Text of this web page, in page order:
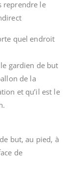
reprendre le
quel endroit
gardien de but
de la
et qu’il est le
but, au pied, à
de